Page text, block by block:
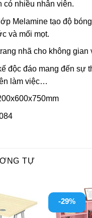
có nhiều nhân viên.
Melamine tạo độ
và mối mọt.
nhã cho không gian
độc đáo mang đến sự
làm việc…
TỰ
-29%